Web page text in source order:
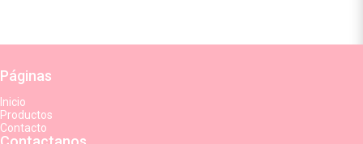
Páginas
Inicio
Productos
Contacto